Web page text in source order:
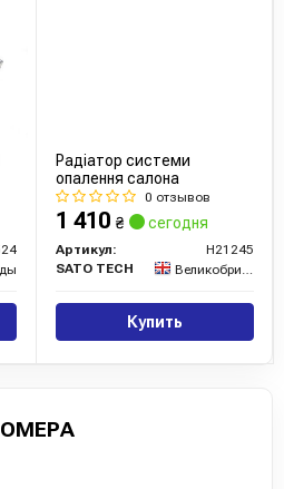
Радіатор системи
опалення салона
0 отзывов
1 410 ₴ сегодня
Артикул:
H21245
SATO TECH
Великобритания
Купить